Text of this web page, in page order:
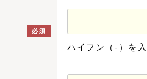
必須
ハイフン（-）を